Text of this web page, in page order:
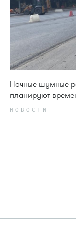
Ночные шумные
планируют
НОВОСТИ